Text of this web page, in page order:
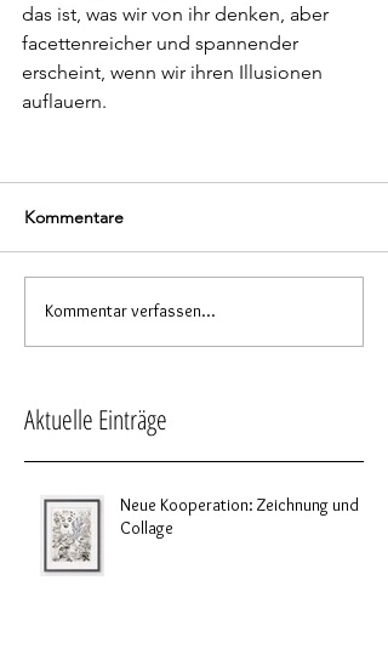
das ist, was wir von ihr denken, aber
facettenreicher und spannender
erscheint, wenn wir ihren Illusionen
auflauern.
Kommentare
Kommentar verfassen...
Aktuelle Einträge
Neue Kooperation: Zeichnung und
Collage